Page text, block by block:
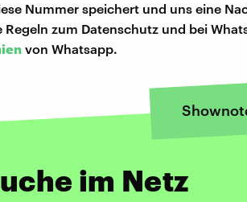
Nummer speichert und uns eine
zum Datenschutz und bei
von Whatsapp.
im Netz